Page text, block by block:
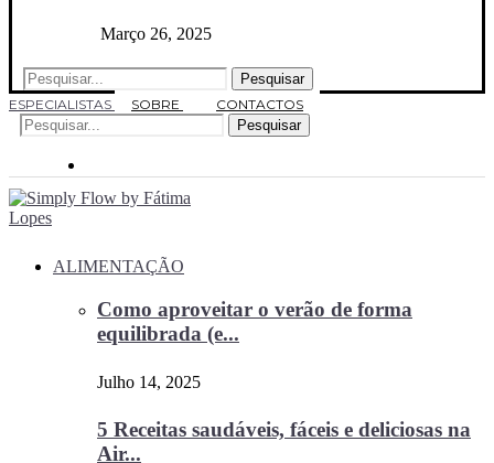
Março 26, 2025
Pesquisar
ESPECIALISTAS
SOBRE
CONTACTOS
Pesquisar
ALIMENTAÇÃO
Como aproveitar o verão de forma
equilibrada (e...
Julho 14, 2025
5 Receitas saudáveis, fáceis e deliciosas na
Air...